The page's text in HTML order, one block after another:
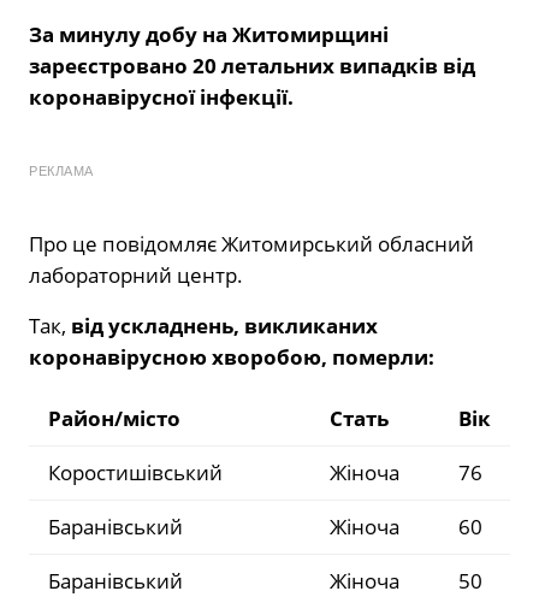
За минулу добу на Житомирщині
зареєстровано 20 летальних випадків від
коронавірусної інфекції.
РЕКЛАМА
Про це повідомляє Житомирський обласний
лабораторний центр.
Так, від ускладнень, викликаних
коронавірусною хворобою, померли:
Район/місто Стать
Вік
Коростишівський
Жіноча
76
Баранівський
Жіноча
60
Баранівський
Жіноча
50